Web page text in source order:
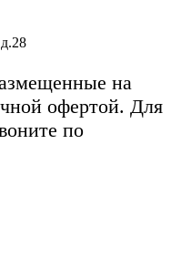
на
офертой. Для
по